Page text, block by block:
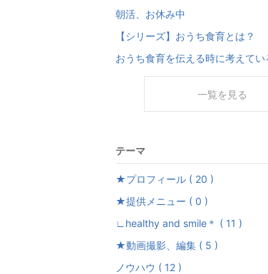
朝活、お休み中
【シリーズ】おうち食育とは？
おうち食育を伝える時に考えてい
一覧を見る
テーマ
★プロフィール ( 20 )
★提供メニュー ( 0 )
∟healthy and smile＊ ( 11 )
★動画撮影、編集 ( 5 )
ノウハウ ( 12 )